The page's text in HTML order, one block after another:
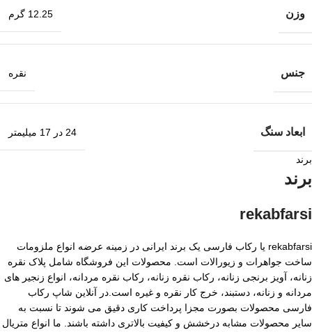
وزن 12.25 گرم
جنس نقره
ابعاد سنگ 24 در 17 میلیمتر
برند
برند
rekabfarsi
rekabfarsi یا رکاب فارسی یک برند ایرانی در زمینه عرضه انواع ملزومات
ساخت جواهرات و زیورالات است. محصولات این فروشگاه شامل پلاک نقره
زنانه، آویز برنجی زنانه، رکاب نقره زنانه، رکاب نقره مردانه، انواع زنجیر های
مردانه و زنانه، دستبند، خرج کار نقره و غیره است.در آنلاین شاپ رکاب
فارسی محصولات بصورت مجزا پرداخت کاری دقیق می شوند تا نسبت به
سایر محصولات مشابه درخشش و کیفیت بالاتری داشته باشند. ما انواع متریال